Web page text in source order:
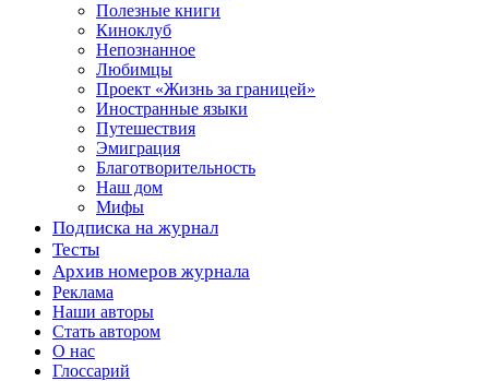
Полезные книги
Киноклуб
Непознанное
Любимцы
Проект «Жизнь за границей»
Иностранные языки
Путешествия
Эмиграция
Благотворительность
Наш дом
Мифы
Подписка на журнал
Тесты
Архив номеров журнала
Реклама
Наши авторы
Стать автором
О нас
Глоссарий